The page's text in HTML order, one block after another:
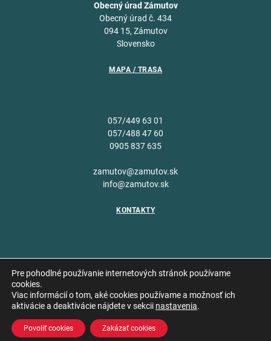
Obecný úrad Zámutov
Obecný úrad č. 434
094 15, Zámutov
Slovensko
MAPA / TRASA
057/449 63 01
057/488 47 60
0905 837 635
zamutov@zamutov.sk
info@zamutov.sk
KONTAKTY
Copyright © 2026 Obec
Pre pohodlné používanie internetových stránok používame
cookies.
Viac informácií o tom, aké cookies používame a možnosť ich
aktivácie a deaktivácie nájdete v sekcii nastavenia.
Povoliť cookies Zakázať cookies